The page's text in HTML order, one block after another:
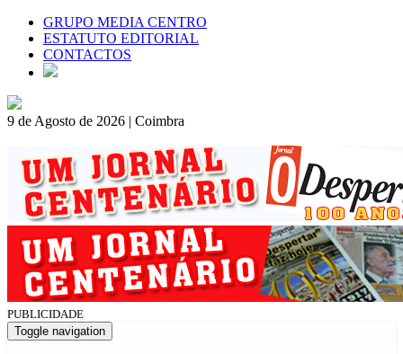
GRUPO MEDIA CENTRO
ESTATUTO EDITORIAL
CONTACTOS
9 de Agosto de 2026 | Coimbra
PUBLICIDADE
Toggle navigation